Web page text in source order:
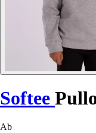
Softee
Ab